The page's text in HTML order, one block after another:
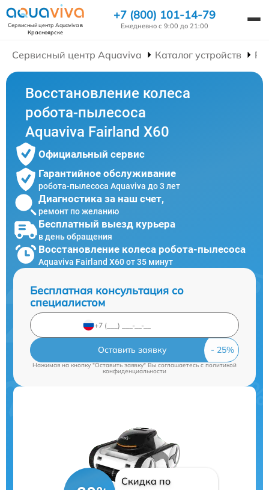
Сервисный центр Aquavivaв
Красноярске
+7 (800) 101-14-79
Ежедневно с 9:00 до 21:00
Сервисный центр Aquaviva Каталог устройств
Восстановление колеса
робота-пылесоса
Aquaviva Fairland X60
Официальный сервис
Гарантийное обслуживание
робота-пылесоса Aquaviva до 3 лет
Диагностика за наш счет,
ремонт по желанию
Бесплатный выезд курьера
в день обращения
Восстановление колеса робота-пылесоса
Aquaviva Fairland X60 от 35 минут
Бесплатная консультация со
специалистом
Оставить заявку
Нажимая на кнопку "Оставить заявку" Вы соглашаетесь c политикой
конфиденциальности
Скидка по